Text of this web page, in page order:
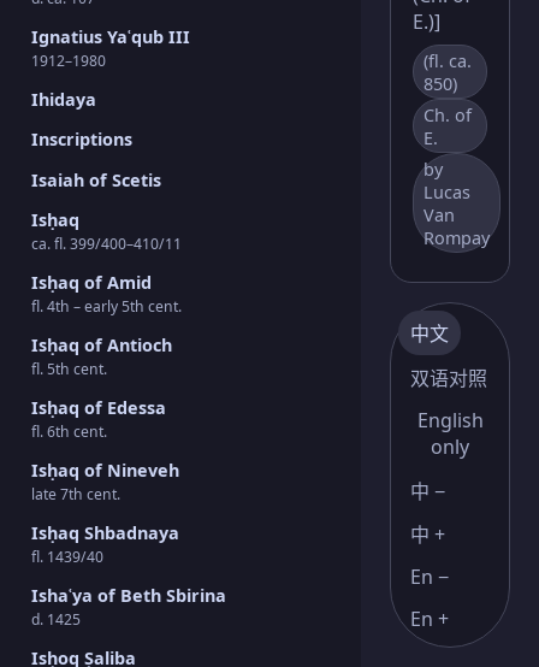
Ignatius Yaʿqub III
1912–1980
Ihidaya
Inscriptions
Isaiah of Scetis
Isḥaq
ca. fl. 399/400–410/11
Isḥaq of Amid
fl. 4th – early 5th cent.
Isḥaq of Antioch
fl. 5th cent.
Isḥaq of Edessa
fl. 6th cent.
Isḥaq of Nineveh
late 7th cent.
Isḥaq Shbadnaya
fl. 1439/40
Ishaʿya of Beth Sbirina
d. 1425
Isḥoq Ṣaliba
E.)]
(fl. ca.
850)
Ch. of
E.
by
Lucas
Van
Rompay
中文
双语对照
English
only
中 −
中 +
En −
En +